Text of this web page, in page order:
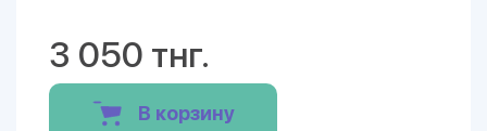
3 050 тнг.
В корзину